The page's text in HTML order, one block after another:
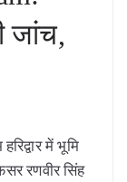
जांच,
में भूमि
रणवीर सिंह